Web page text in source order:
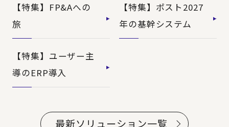
【特集】FP&Aへの
旅
【特集】ポスト2027
年の基幹システム
【特集】ユーザー主
導のERP導入
最新ソリューション一覧